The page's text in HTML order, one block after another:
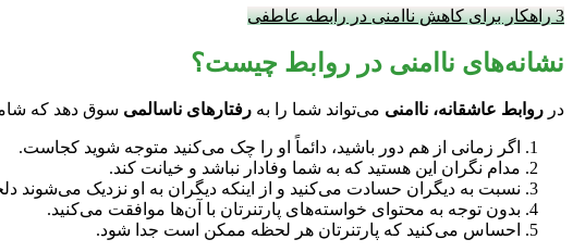
3 راهکار برای کاهش ناامنی در رابطه عاطفی
نشانه‌های ناامنی در روابط چیست؟
در روابط عاشقانه، ناامنی می‌تواند شما را به رفتارهای ناسالمی سوق دهد که
اگر زمانی از هم دور باشید، دائماً او را چک می‌کنید متوجه شوید کجاست.
مدام نگران این هستید که به شما وفادار نباشد و خیانت کند.
نسبت به دیگران حسادت می‌کنید و از اینکه دیگران به او نزدیک می‌شوند
بدون توجه به محتوای خواسته‌های پارتنرتان با آن‌ها موافقت می‌کنید.
احساس می‌کنید که پارتنرتان هر لحظه ممکن است جدا شود.